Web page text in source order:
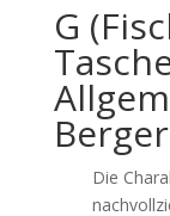
G
Berger
Die